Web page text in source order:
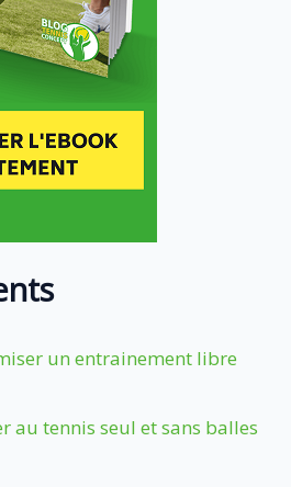
un entrainement libre
au tennis seul et sans balles